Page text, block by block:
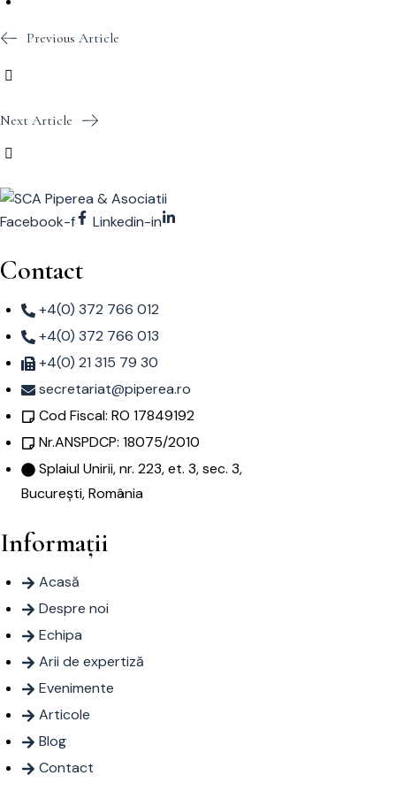
Previous Article
Next Article
Facebook-f Linkedin-in
Contact
+4(0) 372 766 012
+4(0) 372 766 013
+4(0) 21 315 79 30
secretariat@piperea.ro
Cod Fiscal: RO 17849192
Nr.ANSPDCP: 18075/2010
Splaiul Unirii, nr. 223, et. 3, sec. 3,
București, România
Informații
Acasă
Despre noi
Echipa
Arii de expertiză
Evenimente
Articole
Blog
Contact